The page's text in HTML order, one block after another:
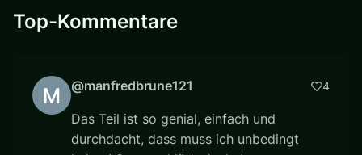
Top-Kommentare
@manfredbrune121 4
Das Teil ist so genial, einfach und
durchdacht, dass muss ich unbedingt